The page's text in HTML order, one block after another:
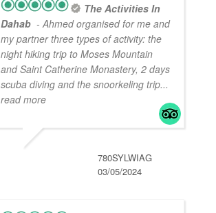
The Activities In
Dahab - Ahmed organised for me and
my partner three types of activity: the
night hiking trip to Moses Mountain
and Saint Catherine Monastery, 2 days
scuba diving and the snoorkeling trip...
read more
780SYLWIAG
03/05/2024